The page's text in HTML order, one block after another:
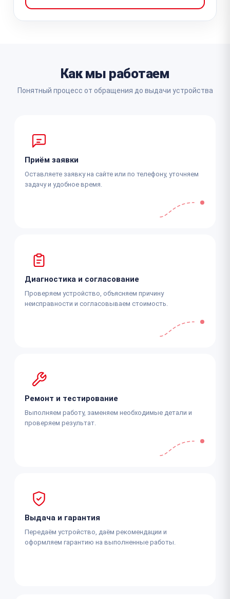
Как мы работаем
Понятный процесс от обращения до выдачи устройства
Приём заявки
Оставляете заявку на сайте или по телефону, уточняем
задачу и удобное время.
Диагностика и согласование
Проверяем устройство, объясняем причину
неисправности и согласовываем стоимость.
Ремонт и тестирование
Выполняем работу, заменяем необходимые детали и
проверяем результат.
Выдача и гарантия
Передаём устройство, даём рекомендации и
оформляем гарантию на выполненные работы.